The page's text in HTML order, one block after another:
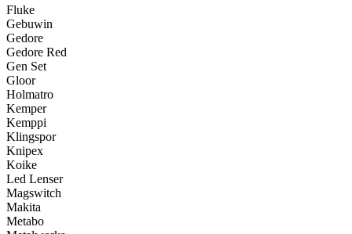
Fluke
Gebuwin
Gedore
Gedore Red
Gen Set
Gloor
Holmatro
Kemper
Kemppi
Klingspor
Knipex
Koike
Led Lenser
Magswitch
Makita
Metabo